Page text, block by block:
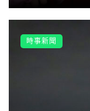
時事新聞